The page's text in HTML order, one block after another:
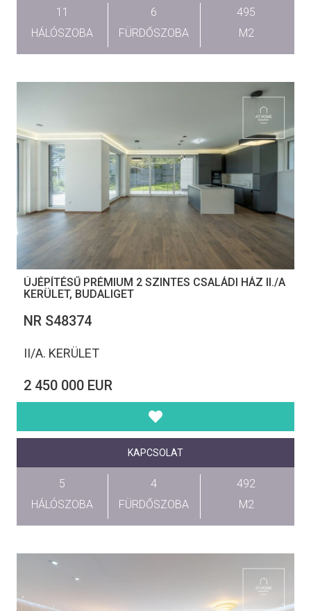
11
HÁLÓSZOBA
6
FÜRDŐSZOBA
495
M2
ÚJÉPÍTÉSŰ PRÉMIUM 2 SZINTES CSALÁDI HÁZ II./A
KERÜLET, BUDALIGET
NR S48374
II/A. KERÜLET
2 450 000 EUR
KAPCSOLAT
5
HÁLÓSZOBA
4
FÜRDŐSZOBA
492
M2